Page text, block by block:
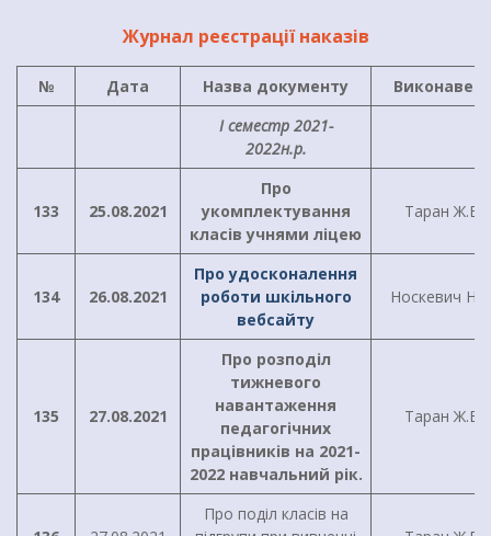
Журнал реєстрації наказів
№ Дата Назва документу
І семестр 2021-
2022н.р.
133 25.08.2021
Про
укомплектування
класів учнями ліцею
Таран Ж.В.
134 26.08.2021
Про удосконалення
роботи шкільного
вебсайту
Носкевич
135 27.08.2021
Про розподіл
тижневого
навантаження
педагогічних
працівників на 2021-
2022 навчальний рік.
Таран Ж.В.
Про поділ класів на